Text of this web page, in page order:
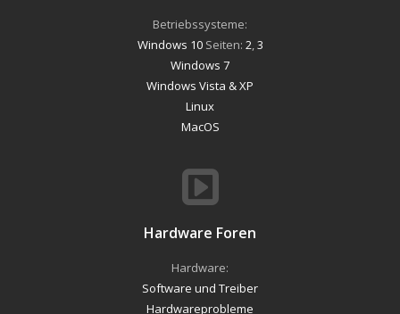
Betriebssysteme:
Windows 10Seiten: 2 3
Windows 7
Windows Vista & XP
Linux
MacOS
Hardware Foren
Hardware:
Software und Treiber
Hardwareprobleme